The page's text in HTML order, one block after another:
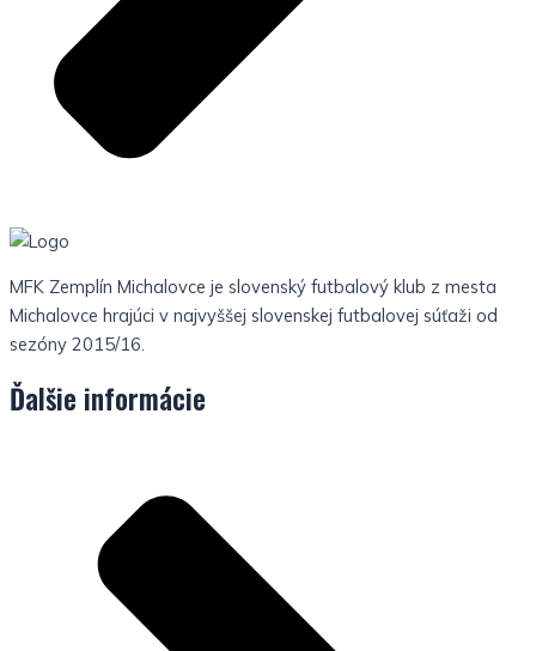
MFK Zemplín Michalovce je slovenský futbalový klub z mesta
Michalovce hrajúci v najvyššej slovenskej futbalovej súťaži od
sezóny 2015/16.
Ďalšie informácie